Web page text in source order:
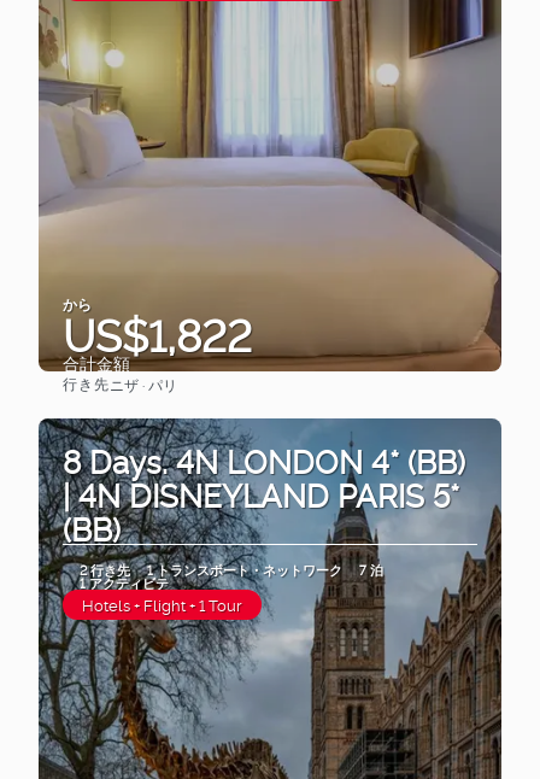
から
US$1,822
合計金額
行き先ニザ · パリ
8 Days. 4N LONDON 4* (BB)
| 4N DISNEYLAND PARIS 5*
(BB)
2 行き先 1 トランスポート・ネットワーク 7 泊
1 アクティビテ
Hotels + Flight + 1 Tour